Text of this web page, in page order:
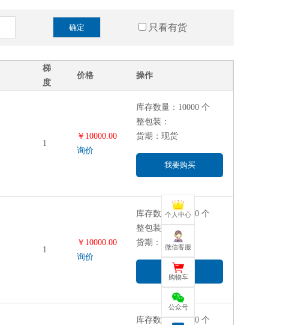
确定 只看有货
梯
度
价格 操作
1
￥10000.00
询价
库存数量：10000 个
整包装：
货期：现货
我要购买
1
￥10000.00
询价
库存数量：10000 个
整包装：
货期：现货
我要购买
库存数量：10000 个
个人中心
微信客服
购物车
公众号